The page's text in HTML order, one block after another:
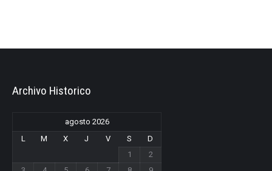
Archivo Historico
agosto 2026
L
M X J V S
D
1
2